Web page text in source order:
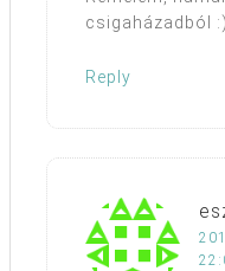
csigaházadból :)
Reply